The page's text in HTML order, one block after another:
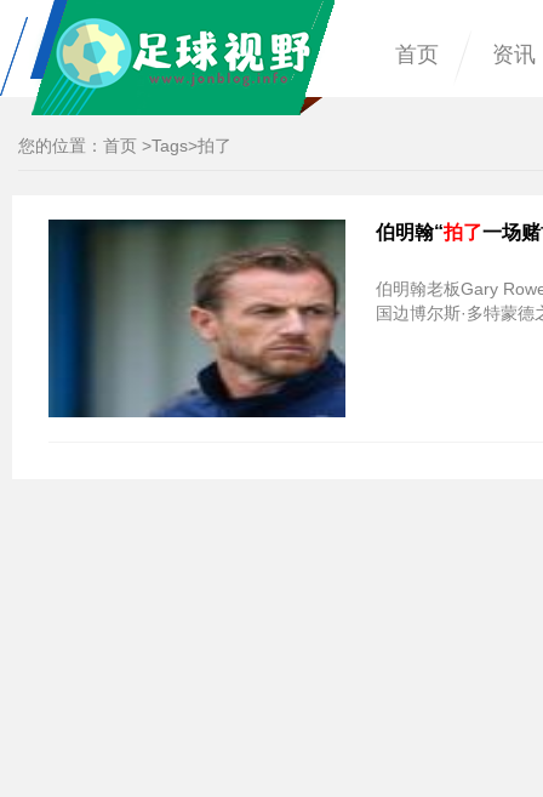
首页 资讯
您的位置： 首页 >Tags>拍了
伯明翰“拍了一场
伯明翰老板Gary
国边博尔斯·多特蒙